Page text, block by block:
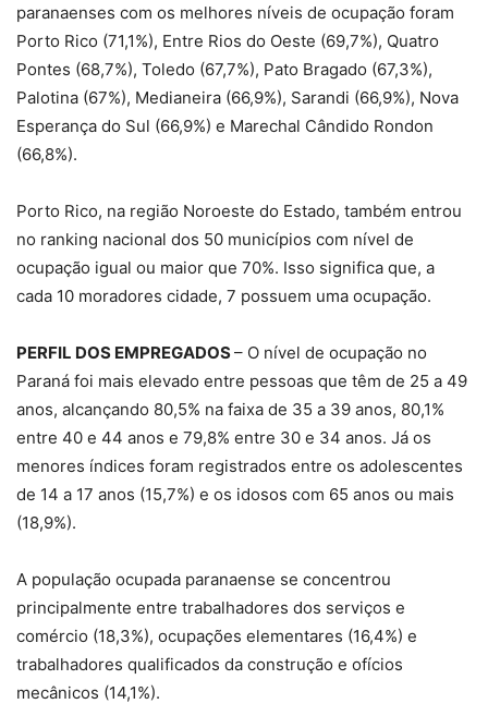
paranaenses com os melhores níveis de ocupação foram
Porto Rico (71,1%), Entre Rios do Oeste (69,7%), Quatro
Pontes (68,7%), Toledo (67,7%), Pato Bragado (67,3%),
Palotina (67%), Medianeira (66,9%), Sarandi (66,9%), Nova
Esperança do Sul (66,9%) e Marechal Cândido Rondon
(66,8%).
Porto Rico, na região Noroeste do Estado, também entrou
no ranking nacional dos 50 municípios com nível de
ocupação igual ou maior que 70%. Isso significa que, a
cada 10 moradores cidade, 7 possuem uma ocupação.
PERFIL DOS EMPREGADOS– O nível de ocupação no
Paraná foi mais elevado entre pessoas que têm de 25 a 49
anos, alcançando 80,5% na faixa de 35 a 39 anos, 80,1%
entre 40 e 44 anos e 79,8% entre 30 e 34 anos. Já os
menores índices foram registrados entre os adolescentes
de 14 a 17 anos (15,7%) e os idosos com 65 anos ou mais
(18,9%).
A população ocupada paranaense se concentrou
principalmente entre trabalhadores dos serviços e
comércio (18,3%), ocupações elementares (16,4%) e
trabalhadores qualificados da construção e ofícios
mecânicos (14,1%).